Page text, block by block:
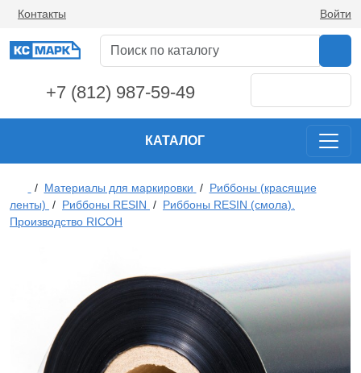
Контакты Войти
+7 (812) 987-59-49
КАТАЛОГ
/ Материалы для маркировки / Риббоны (красящие
ленты) / Риббоны RESIN / Риббоны RESIN (смола).
Производство RICOH